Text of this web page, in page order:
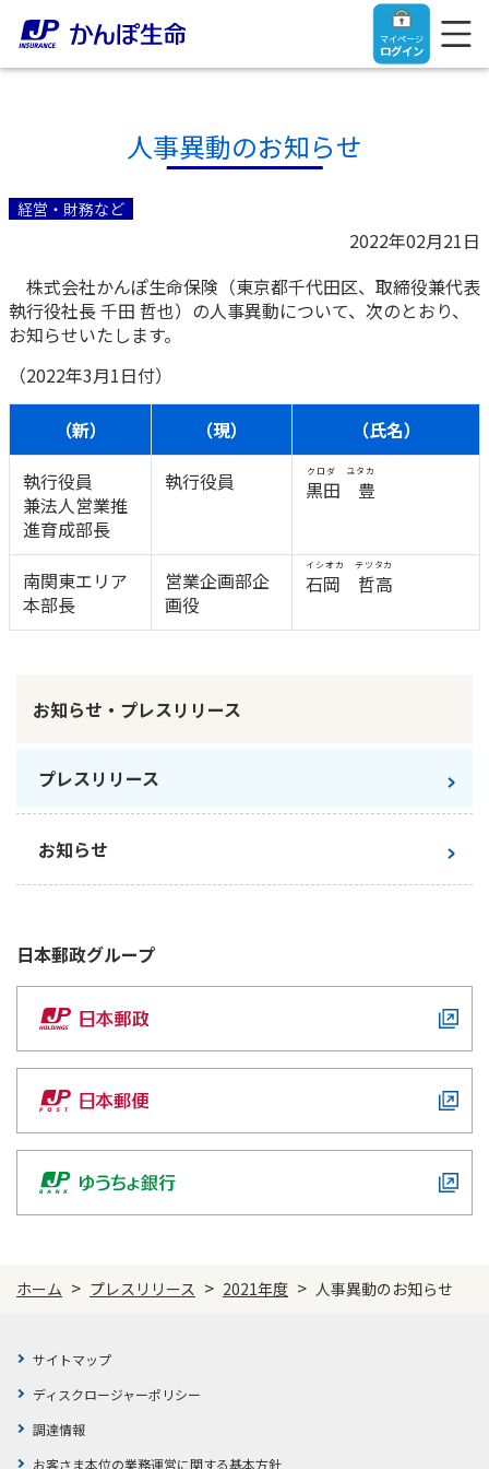
マイページ
ログイン
トップ
ご契約者さま
マイページログイン
入院保険金・手術保険金のご請求
お手続き一覧
マイページでできること
新規登録
ログイン
ご契約内容の確認
お客さまに関する情報等の確認の取り組み
各種サービス・お知らせ
かんぽプラチナライフサービス
保険用語集
保険をご検討中のお客さま
終身保険
定期保険
学資保険
お見積りシミュレーション
これからのライフイベントでかかる費用とは？
ご契約手続きの流れ
保険料のお払込方法
保険用語集
お問い合わせ
法人のお客さま
【まずはご相談ください】企業経営でお悩みの方はこ
ちら
法人のお客さま向け商品一覧
目的から探す
お役立ち情報
お役立ち情報
かんぽのLifeサポートナビ
ライフプラン
健康情報
かんぽアプリ～かんぽの健康と安心を手のひらに～
ラジオ体操・みんなの体操
ラジオ体操ポータルサイト
かんぽ生命について
かんぽ生命について
ご挨拶
株主・投資家のみなさまへ
CM・オウンドメディア／ソーシャルメディア
かんぽブランド
よくあるご質問
サステナビリティ
株主・投資家のみなさまへ
採用情報
人事異動のお知らせ
経営・財務など
2022年02月21日
株式会社かんぽ生命保険（東京都千代田区、取締役兼代表
執行役社長 千田 哲也）の人事異動について、次のとおり、
お知らせいたします。
（2022年3月1日付）
（新） （現）
（氏名）
執行役員
兼法人営業推
進育成部長
執行役員 黒田 豊
クロダ ユタカ
南関東エリア
本部長
営業企画部企
画役
石岡 哲高
イシオカ テツタカ
お知らせ・プレスリリース
プレスリリース
お知らせ
日本郵政グループ
ホーム > プレスリリース > 2021年度 > 人事異動のお知らせ
サイトマップ
ディスクロージャーポリシー
調達情報
お客さま本位の業務運営に関する基本方針